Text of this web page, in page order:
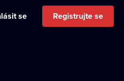
se Registrujte se